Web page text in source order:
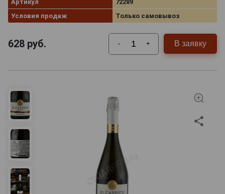
Артикул
72289
Условия продаж
Только самовывоз
628 руб. - + В заявку